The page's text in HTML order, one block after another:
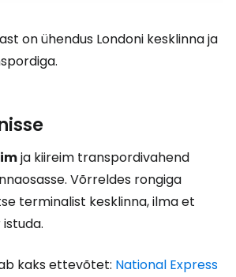
on ühendus Londoni kesklinna ja
ja kiireim transpordivahend
Võrreldes rongiga
terminalist kesklinna, ilma et
kaks ettevõtet: National Express